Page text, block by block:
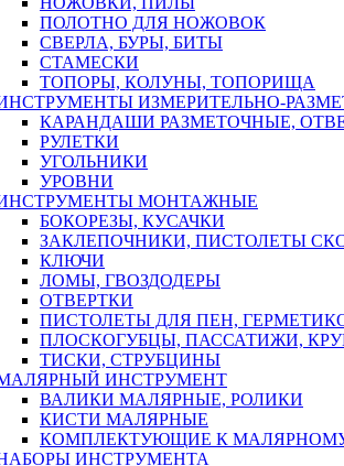
ПОЛОТНО ДЛЯ НОЖОВОК
СВЕРЛА, БУРЫ, БИТЫ
СТАМЕСКИ
ТОПОРЫ, КОЛУНЫ, ТОПОРИЩА
ИЗМЕРИТЕЛЬНО-
КАРАНДАШИ РАЗМЕТОЧНЫЕ,
РУЛЕТКИ
УГОЛЬНИКИ
УРОВНИ
МОНТАЖНЫЕ
БОКОРЕЗЫ, КУСАЧКИ
ЗАКЛЕПОЧНИКИ, ПИСТОЛЕТЫ
КЛЮЧИ
ЛОМЫ, ГВОЗДОДЕРЫ
ОТВЕРТКИ
ПИСТОЛЕТЫ ДЛЯ ПЕН,
ПЛОСКОГУБЦЫ, ПАССАТИЖИ,
ТИСКИ, СТРУБЦИНЫ
ИНСТРУМЕНТ
ВАЛИКИ МАЛЯРНЫЕ, РОЛИКИ
КИСТИ МАЛЯРНЫЕ
КОМПЛЕКТУЮЩИЕ К
ИНСТРУМЕНТА